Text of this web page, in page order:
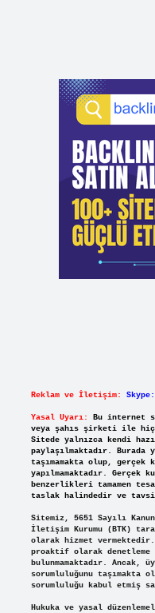
Reklam ve İletişim:
Yasal Uyarı:
Bu internet
veya şahıs şirketi ile
Sitede yalnızca kendi
paylaşılmaktadır.
taşımamakta olup, gerçek
yapılmamaktadır.
benzerlikleri tamamen
taslak halindedir ve
Sitemiz, 5651 Sayılı
İletişim Kurumu (BTK)
olarak hizmet
proaktif olarak denetleme
bulunmamaktadır.
sorumluluğunu taşımakta
sorumluluğu kabul etmiş
Hukuka ve yasal